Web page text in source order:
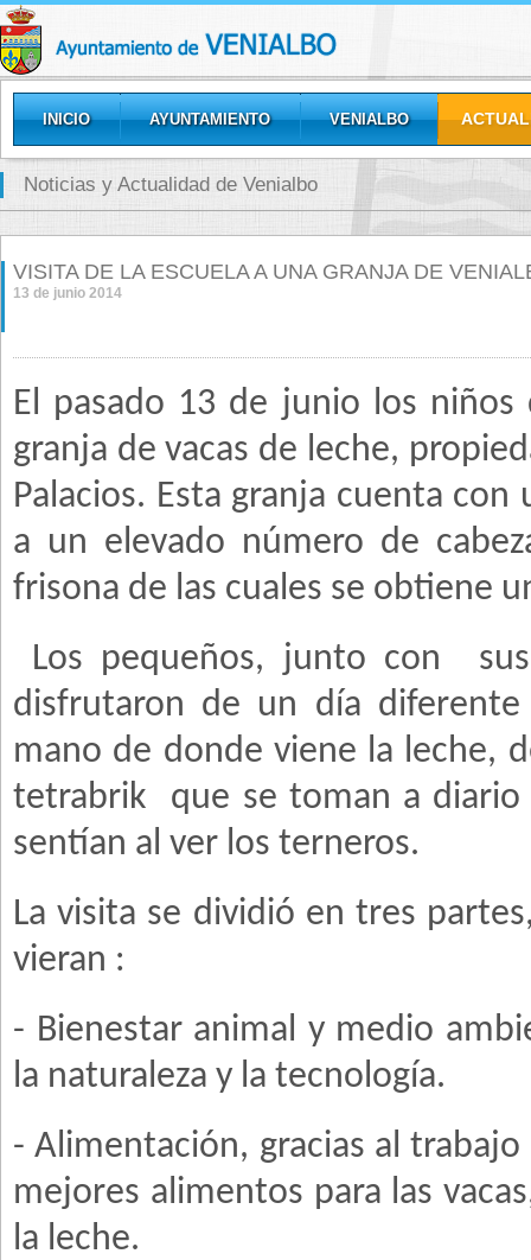
INICIO AYUNTAMIENTO VENIALBO
GALERÍAS
Noticias y Actualidad de Venialbo
VISITA DE LA ESCUELA A UNA GRANJA DE
13 de junio 2014
El pasado 13 de junio los niños
granja de vacas de leche,
Palacios. Esta granja cuenta
a un elevado número de
frisona de las cuales se obtiene
Los pequeños, junto con
disfrutaron de un día
mano de donde viene la leche,
tetrabrik
que se toman a diario
sentían al ver los terneros.
La visita se dividió en tres
vieran :
- Bienestar animal y medio
la naturaleza y la tecnología.
- Alimentación, gracias al
mejores alimentos para las
la leche.